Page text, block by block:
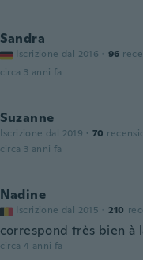
Sandra
Iscrizione dal 2016 · 96
circa 3 anni fa
Suzanne
Iscrizione dal 2019 · 70
circa 3 anni fa
Nadine
Iscrizione dal 2015 · 210
correspond très bien à
circa 4 anni fa